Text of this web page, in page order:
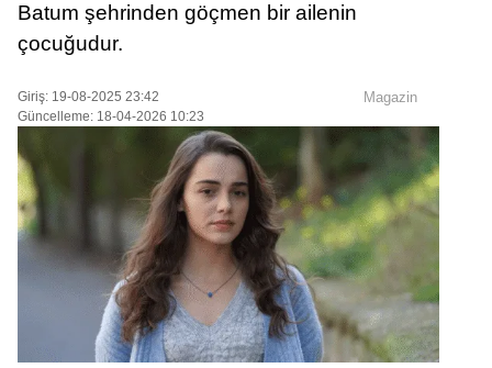
WhatsApp İhbar Hattı
Facebook
Instagram
SAĞLIK
SPOR
Batum şehrinden göçmen bir ailenin
çocuğudur.
Giriş: 19-08-2025 23:42
Güncelleme: 18-04-2026 10:23
Magazin